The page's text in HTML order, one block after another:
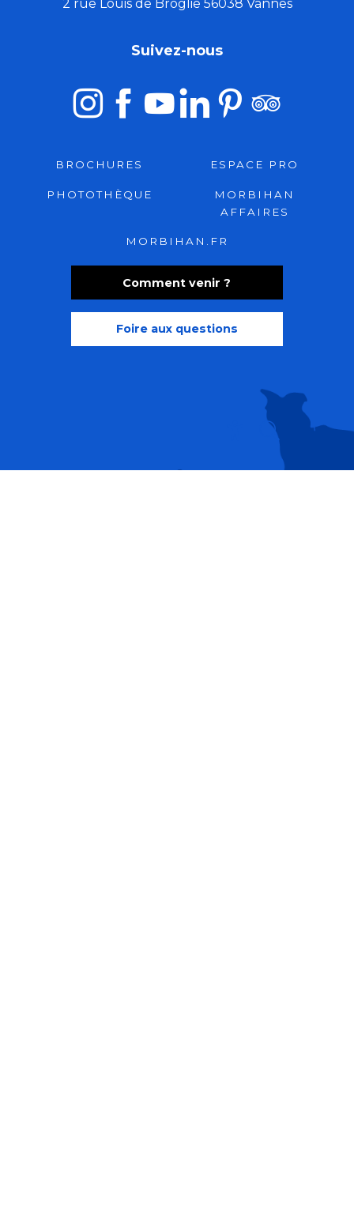
Recherche
2 rue Louis de Broglie 56038 Vannes
Comment venir ?
Foire aux questions
Suivez-nous
BROCHURES ESPACE PRO
PHOTOTHÈQUE
MORBIHAN
AFFAIRES
MORBIHAN.FR